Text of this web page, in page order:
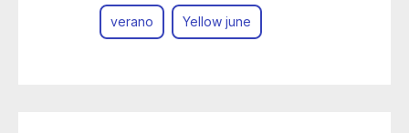
verano Yellow june